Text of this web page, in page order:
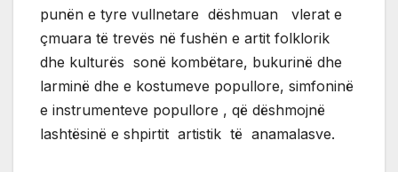
punën e tyre vullnetare dëshmuan vlerat e
çmuara të trevës në fushën e artit folklorik
dhe kulturës sonë kombëtare, bukurinë dhe
larminë dhe e kostumeve popullore, simfoninë
e instrumenteve popullore , që dëshmojnë
lashtësinë e shpirtit artistik të anamalasve.